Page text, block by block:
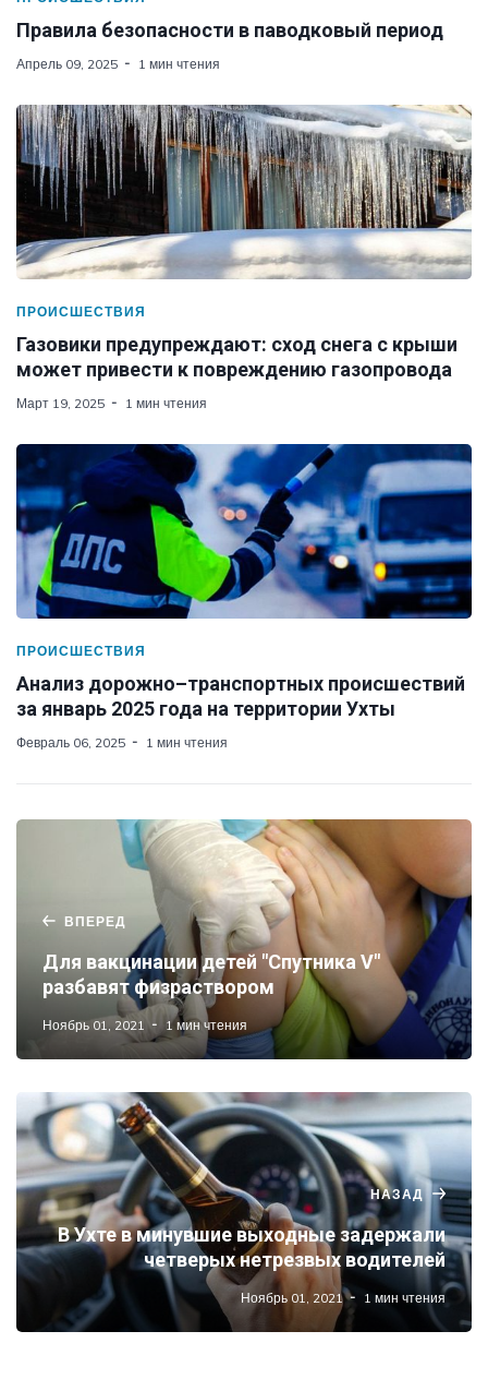
Правила безопасности в паводковый период
Апрель 09, 2025 1 мин чтения
ПРОИСШЕСТВИЯ
Газовики предупреждают: сход снега с крыши
может привести к повреждению газопровода
Март 19, 2025 1 мин чтения
ПРОИСШЕСТВИЯ
Анализ дорожно–транспортных происшествий
за январь 2025 года на территории Ухты
Февраль 06, 2025 1 мин чтения
ВПЕРЕД
Для вакцинации детей "Спутника V"
разбавят физраствором
Ноябрь 01, 2021 1 мин чтения
НАЗАД
В Ухте в минувшие выходные задержали
четверых нетрезвых водителей
Ноябрь 01, 2021 1 мин чтения